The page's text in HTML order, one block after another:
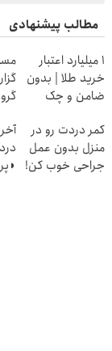
مطالب پیشنهادی
۱ میلیارد اعتبار
خرید طلا | بدون
ضامن و چک
کمر دردت رو در
منزل بدون عمل
جراحی خوب کن!